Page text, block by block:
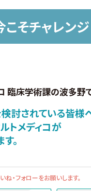
そチャレンジ
臨床学術課の波多野で
討されている皆様
トメディコが
。
ね・フォローをお願いします。